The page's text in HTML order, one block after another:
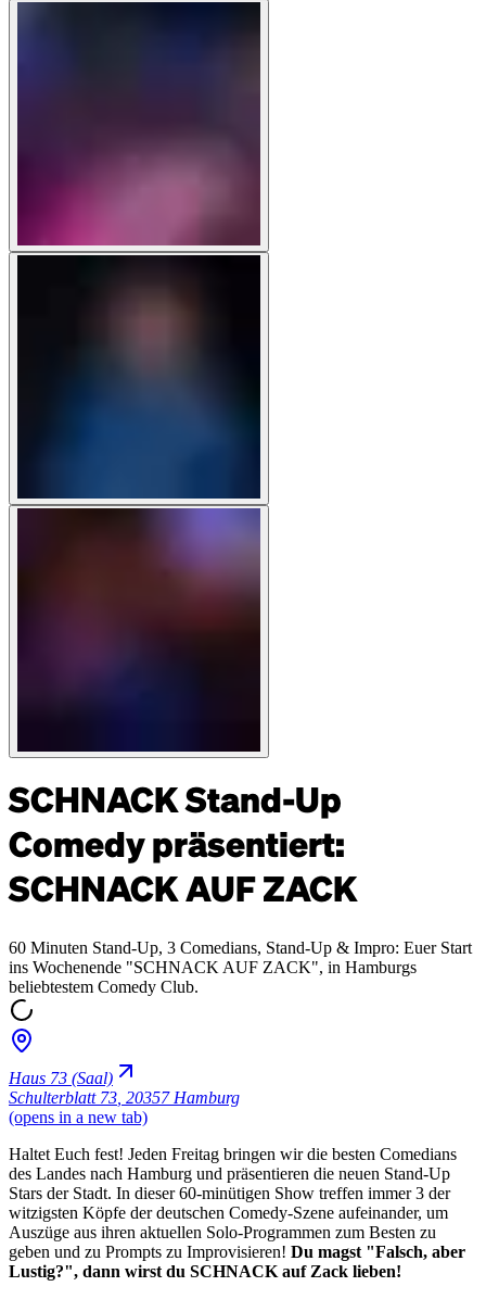
SCHNACK Stand-Up
Comedy präsentiert:
SCHNACK AUF ZACK
60 Minuten Stand-Up, 3 Comedians, Stand-Up & Impro: Euer Start
ins Wochenende "SCHNACK AUF ZACK", in Hamburgs
beliebtestem Comedy Club.
Haus 73 (Saal)
Schulterblatt 73 20357 Hamburg
(opens in a new tab)
Haltet Euch fest! Jeden Freitag bringen wir die besten Comedians
des Landes nach Hamburg und präsentieren die neuen Stand-Up
Stars der Stadt. In dieser 60-minütigen Show treffen immer 3 der
witzigsten Köpfe der deutschen Comedy-Szene aufeinander, um
Auszüge aus ihren aktuellen Solo-Programmen zum Besten zu
geben und zu Prompts zu Improvisieren! Du magst "Falsch, aber
Lustig?", dann wirst du SCHNACK auf Zack lieben!